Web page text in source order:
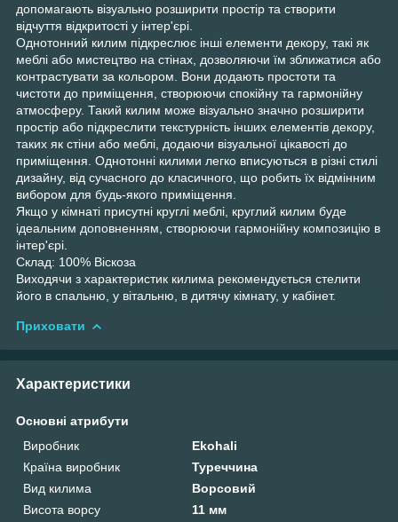
допомагають візуально розширити простір та створити
відчуття відкритості у інтер'єрі.
Однотонний килим підкреслює інші елементи декору, такі як
меблі або мистецтво на стінах, дозволяючи їм зближатися або
контрастувати за кольором. Вони додають простоти та
чистоти до приміщення, створюючи спокійну та гармонійну
атмосферу. Такий килим може візуально значно розширити
простір або підкреслити текстурність інших елементів декору,
таких як стіни або меблі, додаючи візуальної цікавості до
приміщення. Однотонні килими легко вписуються в різні стилі
дизайну, від сучасного до класичного, що робить їх відмінним
вибором для будь-якого приміщення.
Якщо у кімнаті присутні круглі меблі, круглий килим буде
ідеальним доповненням, створюючи гармонійну композицію в
інтер'єрі.
Склад: 100% Віскоза
Виходячи з характеристик килима рекомендується стелити
його в спальню, у вітальню, в дитячу кімнату, у кабінет.
Приховати
Характеристики
Основні атрибути
Виробник
Ekohali
Країна виробник
Туреччина
Вид килима
Ворсовий
Висота ворсу
11 мм